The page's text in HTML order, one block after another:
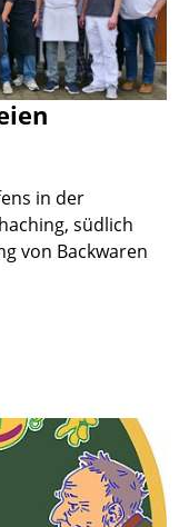
in der
südlich
von Backwaren